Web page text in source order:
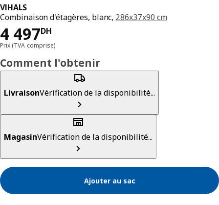
VIHALS
Combinaison d'étagères, blanc, 286x37x90 cm
4 497DH
4497DH
Prix (TVA comprise)
Comment l'obtenir
LivraisonVérification de la disponibilité...
MagasinVérification de la disponibilité...
Ajouter au sac